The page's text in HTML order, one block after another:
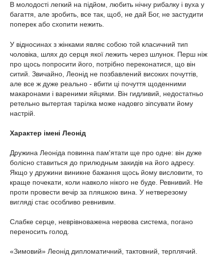
В молодості легкий на підйом, любить нічну рибалку і вуха у
багаття, але зробить, все так, щоб, не дай Бог, не застудити
поперек або схопити нежить.
У відносинах з жінками являє собою той класичний тип
чоловіка, шлях до серця якої лежить через шлунок. Перш ніж
про щось попросити його, потрібно переконатися, що він
ситий. Звичайно, Леонід не позбавлений високих почуттів,
але все ж дуже реально - вбити ці почуття щоденними
макаронами і вареними яйцями. Він гидливий, недостатньо
ретельно вытертая тарілка може надовго зіпсувати йому
настрій.
Характер імені Леонід
Дружина Леоніда повинна пам'ятати ще про одне: він дуже
болісно ставиться до прилюдным закидів на його адресу.
Якщо у дружини виникне бажання щось йому висловити, то
краще почекати, коли навколо нікого не буде. Ревнивий. Не
проти провести вечір за пляшкою вина. У нетверезому
вигляді стає особливо ревнивим.
Слабке серце, неврівноважена нервова система, погано
переносить голод.
«Зимовий» Леонід дипломатичний, тактовний, терплячий.